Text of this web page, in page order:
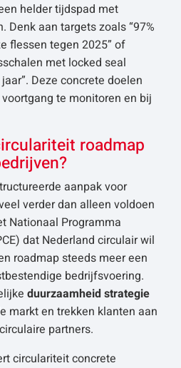
helder tijdspad met
Denk aan targets zoals “97%
flessen tegen 2025” of
met locked seal
Deze concrete doelen
te monitoren en bij
roadmap
aanpak voor
verder dan alleen voldoen
Nationaal Programma
dat Nederland circulair wil
roadmap steeds meer een
bedrijfsvoering.
duurzaamheid strategie
markt en trekken klanten aan
partners.
circulariteit concrete